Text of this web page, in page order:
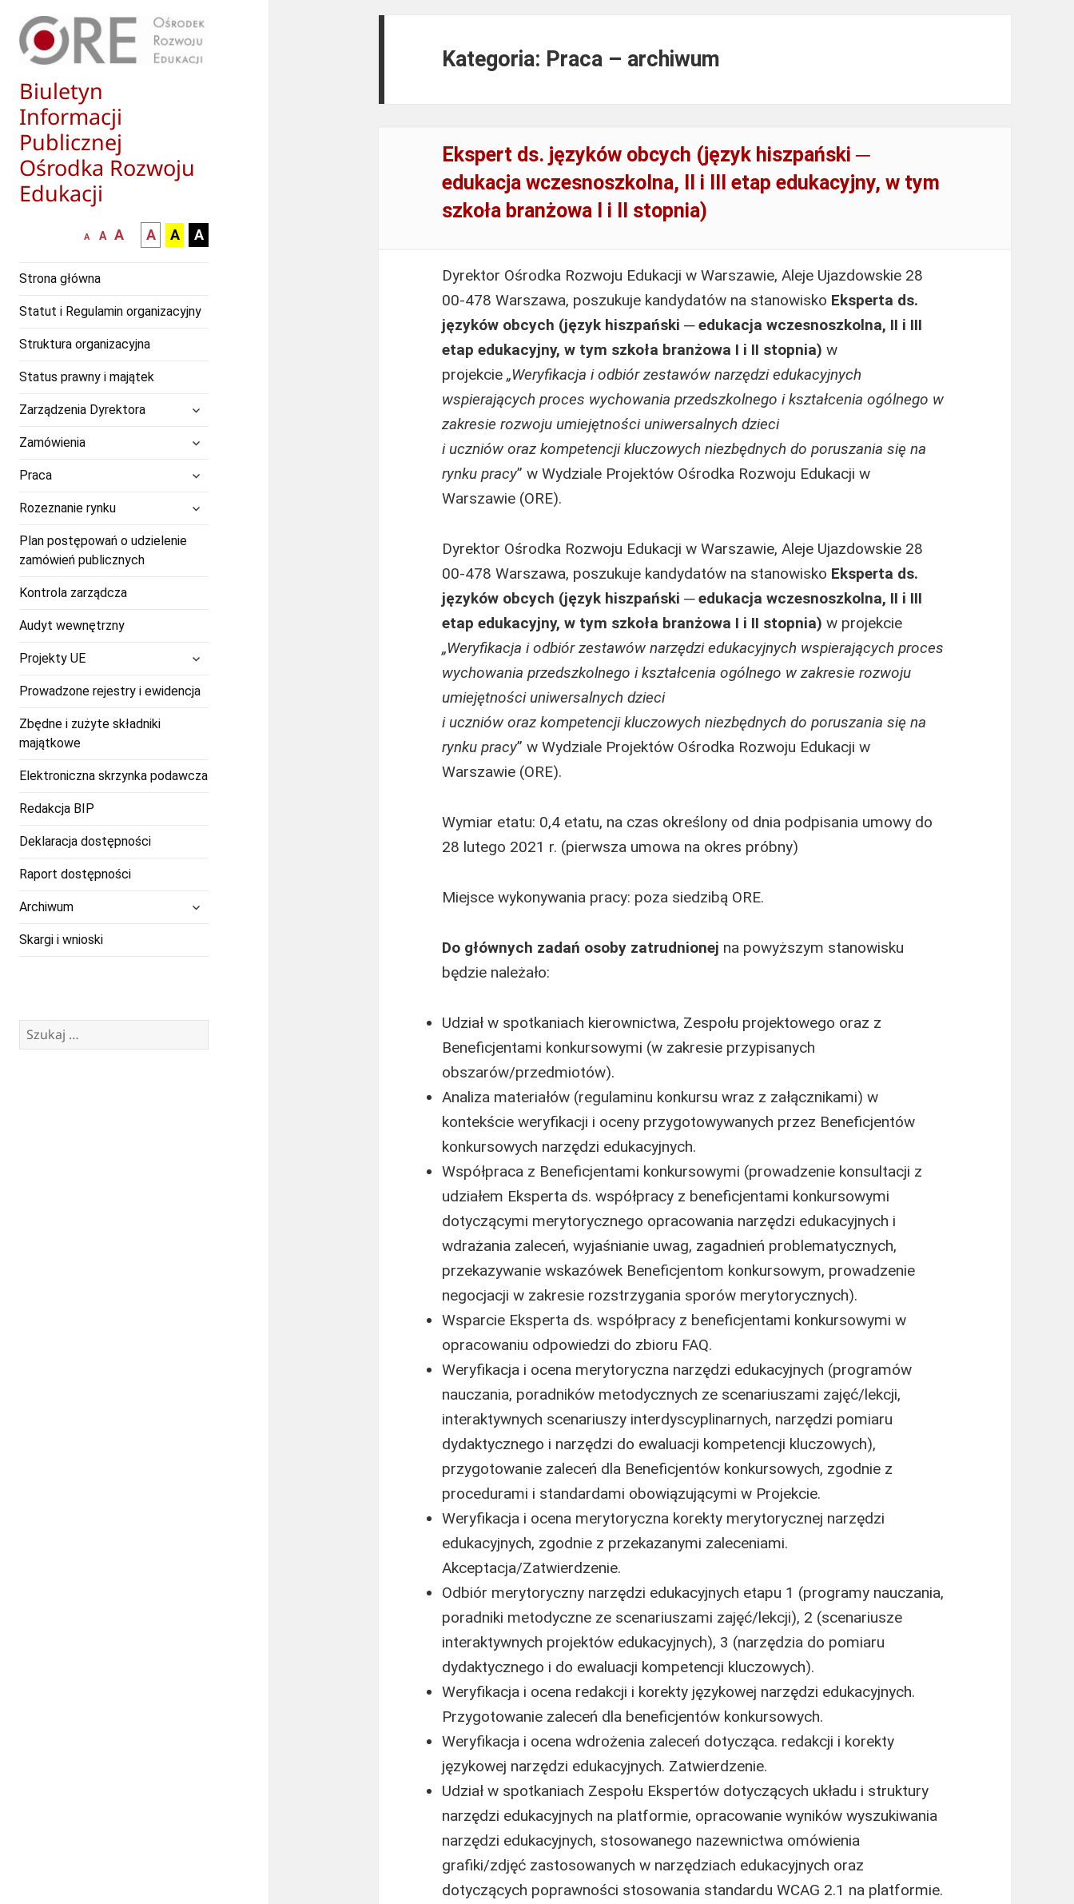
Biuletyn
Informacji
Publicznej
Ośrodka Rozwoju
Edukacji
mniejsza
A
normalna
A
większa-
czcionka
A
kontrast
czarny
białym
A
kontrast
czarny
zółtym
A
kontrast
żółty
A
Strona główna
Statut i Regulamin organizacyjny
Struktura organizacyjna
Status prawny i majątek
Zarządzenia Dyrektora
rozwiń
menu
Zamówienia
Praca
Rozeznanie rynkurozwiń
menu
potomne
Plan postępowań o udzielenie
zamówień publicznych
Kontrola zarządcza
Audyt wewnętrzny
Projekty UE
potomne
Prowadzone rejestry i ewidencja
Zbędne i zużyte składniki
majątkowe
Elektroniczna skrzynka podawcza
Redakcja BIP
Deklaracja dostępności
Raport dostępności
Archiwum
Skargi i wnioski
Szukaj:
Kategoria: Praca – archiwum
Ekspert ds. języków obcych (język hiszpański ─
edukacja wczesnoszkolna, II i III etap edukacyjny, w tym
szkoła branżowa I i II stopnia)
Dyrektor Ośrodka Rozwoju Edukacji w Warszawie, Aleje Ujazdowskie 28
00-478 Warszawa, poszukuje kandydatów na stanowisko Eksperta ds.
języków obcych (język hiszpański ─ edukacja wczesnoszkolna, II i III
etap edukacyjny, w tym szkoła branżowa I i II stopnia)w
projekcie„Weryfikacja i odbiór zestawów narzędzi edukacyjnych
wspierających proces wychowania przedszkolnego i kształcenia ogólnego w
zakresie rozwoju umiejętności uniwersalnych dzieci
i uczniów oraz kompetencji kluczowych niezbędnych do poruszania się na
rynku pracy” w Wydziale Projektów Ośrodka Rozwoju Edukacji w
Warszawie (ORE).
Dyrektor Ośrodka Rozwoju Edukacji w Warszawie, Aleje Ujazdowskie 28
00-478 Warszawa, poszukuje kandydatów na stanowisko Eksperta ds.
języków obcych (język hiszpański ─ edukacja wczesnoszkolna, II i III
etap edukacyjny, w tym szkoła branżowa I i II stopnia)w projekcie
„Weryfikacja i odbiór zestawów narzędzi edukacyjnych wspierających proces
wychowania przedszkolnego i kształcenia ogólnego w zakresie rozwoju
umiejętności uniwersalnych dzieci
i uczniów oraz kompetencji kluczowych niezbędnych do poruszania się na
rynku pracy” w Wydziale Projektów Ośrodka Rozwoju Edukacji w
Warszawie (ORE).
Wymiar etatu: 0,4 etatu, na czas określony od dnia podpisania umowy do
28 lutego 2021 r. (pierwsza umowa na okres próbny)
Miejsce wykonywania pracy: poza siedzibą ORE.
Do głównych zadań osoby zatrudnionej na powyższym stanowisku
będzie należało:
Udział w spotkaniach kierownictwa, Zespołu projektowego oraz z
Beneficjentami konkursowymi (w zakresie przypisanych
obszarów/przedmiotów).
Analiza materiałów (regulaminu konkursu wraz z załącznikami) w
kontekście weryfikacji i oceny przygotowywanych przez Beneficjentów
konkursowych narzędzi edukacyjnych.
Współpraca z Beneficjentami konkursowymi (prowadzenie konsultacji z
udziałem Eksperta ds. współpracy z beneficjentami konkursowymi
dotyczącymi merytorycznego opracowania narzędzi edukacyjnych i
wdrażania zaleceń, wyjaśnianie uwag, zagadnień problematycznych,
przekazywanie wskazówek Beneficjentom konkursowym, prowadzenie
negocjacji w zakresie rozstrzygania sporów merytorycznych).
Wsparcie Eksperta ds. współpracy z beneficjentami konkursowymi w
opracowaniu odpowiedzi do zbioru FAQ.
Weryfikacja i ocena merytoryczna narzędzi edukacyjnych (programów
nauczania, poradników metodycznych ze scenariuszami zajęć/lekcji,
interaktywnych scenariuszy interdyscyplinarnych, narzędzi pomiaru
dydaktycznego i narzędzi do ewaluacji kompetencji kluczowych),
przygotowanie zaleceń dla Beneficjentów konkursowych, zgodnie z
procedurami i standardami obowiązującymi w Projekcie.
Weryfikacja i ocena merytoryczna korekty merytorycznej narzędzi
edukacyjnych, zgodnie z przekazanymi zaleceniami.
Akceptacja/Zatwierdzenie.
Odbiór merytoryczny narzędzi edukacyjnych etapu 1 (programy nauczania,
poradniki metodyczne ze scenariuszami zajęć/lekcji), 2 (scenariusze
interaktywnych projektów edukacyjnych), 3 (narzędzia do pomiaru
dydaktycznego i do ewaluacji kompetencji kluczowych).
Weryfikacja i ocena redakcji i korekty językowej narzędzi edukacyjnych.
Przygotowanie zaleceń dla beneficjentów konkursowych.
Weryfikacja i ocena wdrożenia zaleceń dotycząca. redakcji i korekty
językowej narzędzi edukacyjnych. Zatwierdzenie.
Udział w spotkaniach Zespołu Ekspertów dotyczących układu i struktury
narzędzi edukacyjnych na platformie, opracowanie wyników wyszukiwania
narzędzi edukacyjnych, stosowanego nazewnictwa omówienia
grafiki/zdjęć zastosowanych w narzędziach edukacyjnych oraz
dotyczących poprawności stosowania standardu WCAG 2.1 na platformie.